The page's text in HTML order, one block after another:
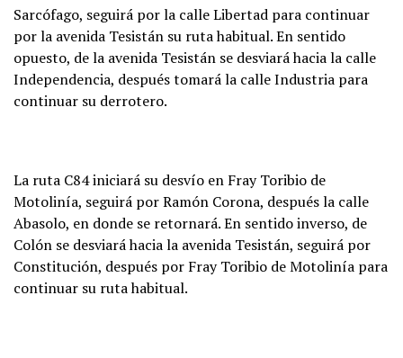
Sarcófago, seguirá por la calle Libertad para continuar
por la avenida Tesistán su ruta habitual. En sentido
opuesto, de la avenida Tesistán se desviará hacia la calle
Independencia, después tomará la calle Industria para
continuar su derrotero.
La ruta C84 iniciará su desvío en Fray Toribio de
Motolinía, seguirá por Ramón Corona, después la calle
Abasolo, en donde se retornará. En sentido inverso, de
Colón se desviará hacia la avenida Tesistán, seguirá por
Constitución, después por Fray Toribio de Motolinía para
continuar su ruta habitual.